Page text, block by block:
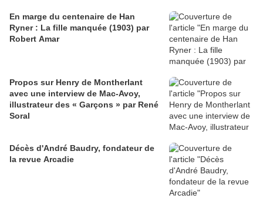
En marge du centenaire de Han
Ryner : La fille manquée (1903) par
Robert Amar
Propos sur Henry de Montherlant
avec une interview de Mac-Avoy,
illustrateur des « Garçons » par René
Soral
Décès d'André Baudry, fondateur de
la revue Arcadie